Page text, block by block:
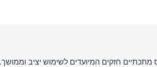
מתכתיים חזקים המיועדים לשימוש יציב וממושך.